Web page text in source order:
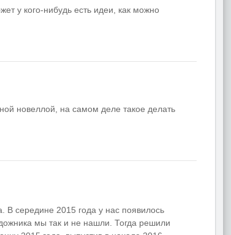
у кого-нибудь есть идеи, как можно
новеллой, на самом деле такое делать
В середине 2015 года у нас появилось
мы так и не нашли. Тогда решили